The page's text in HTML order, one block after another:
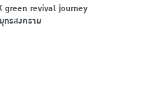
green revival journey
ทรสงคราม